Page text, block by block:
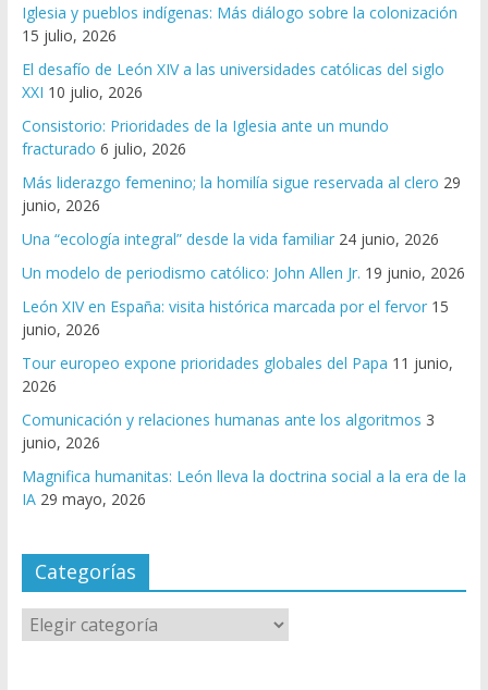
Iglesia y pueblos indígenas: Más diálogo sobre la colonización
15 julio, 2026
El desafío de León XIV a las universidades católicas del siglo
XXI 10 julio, 2026
Consistorio: Prioridades de la Iglesia ante un mundo
fracturado 6 julio, 2026
Más liderazgo femenino; la homilía sigue reservada al clero 29
junio, 2026
Una “ecología integral” desde la vida familiar 24 junio, 2026
Un modelo de periodismo católico: John Allen Jr. 19 junio, 2026
León XIV en España: visita histórica marcada por el fervor 15
junio, 2026
Tour europeo expone prioridades globales del Papa 11 junio,
2026
Comunicación y relaciones humanas ante los algoritmos 3
junio, 2026
Magnifica humanitas: León lleva la doctrina social a la era de la
IA 29 mayo, 2026
Categorías